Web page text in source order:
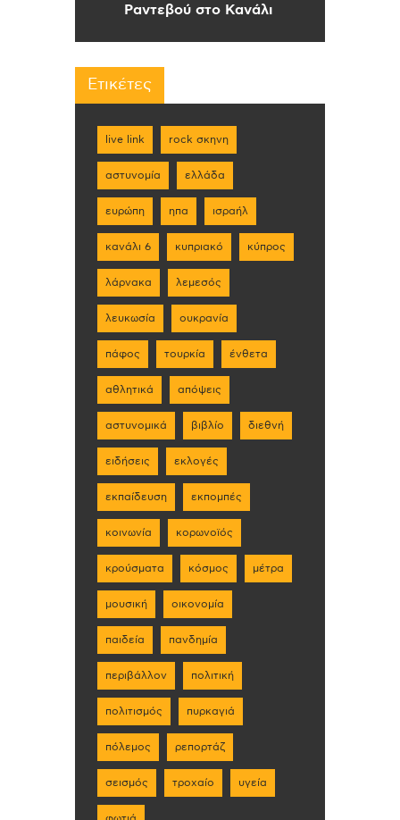
Ραντεβού στο Κανάλι
Ετικέτες
live link rock σκηνη
αστυνομία ελλάδα
ευρώπη ηπα ισραήλ
κανάλι 6 κυπριακό κύπρος
λάρνακα λεμεσός
λευκωσία ουκρανία
πάφος τουρκία ένθετα
αθλητικά απόψεις
αστυνομικά βιβλίο διεθνή
ειδήσεις εκλογές
εκπαίδευση εκπομπές
κοινωνία κορωνοϊός
κρούσματα κόσμος μέτρα
μουσική οικονομία
παιδεία πανδημία
περιβάλλον πολιτική
πολιτισμός πυρκαγιά
πόλεμος ρεπορτάζ
σεισμός τροχαίο υγεία